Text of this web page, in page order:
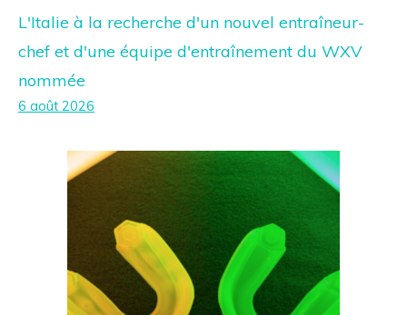
L'Italie à la recherche d'un nouvel entraîneur-
chef et d'une équipe d'entraînement du WXV
nommée
6 août 2026